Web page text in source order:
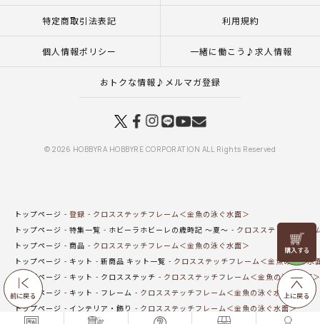
前に戻る
リリヤン
フェア
上に戻る
特定商取引法表記 利用規約
個人情報ポリシー 一緒に働こう♪求人情報
おトクな情報♪メルマガ登録
© 2026 HOBBYRA HOBBYRE CORPORATION ALL Rights Reserved
トップページ 登録
クロスステッチフレーム＜金魚の泳ぐ水面＞
トップページ
特集一覧 ホビーラホビーレの歳時記 ～夏～
クロスステッチフレー
トップページ
商品
クロスステッチフレーム＜金魚の泳ぐ水面＞
トップページ
キット 新商品 キット一覧
クロスステッチフレーム＜金魚の泳ぐ水
トップページ
キット クロスステッチ
クロスステッチフレーム＜金魚の泳ぐ水面＞
トップページ
キット フレーム
クロスステッチフレーム＜金魚の泳ぐ水面＞
トップページ
インテリア・飾り
クロスステッチフレーム＜金魚の泳ぐ水面＞